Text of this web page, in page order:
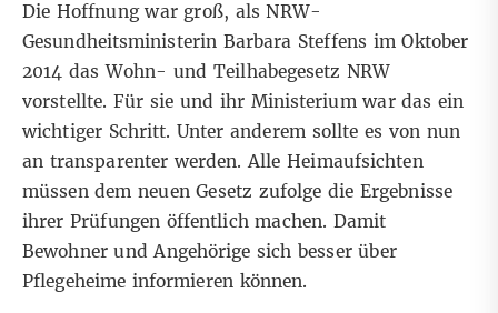
Die Hoffnung war groß, als NRW-
Gesundheitsministerin Barbara Steffens im Oktober
2014 das Wohn- und Teilhabegesetz NRW
vorstellte. Für sie und ihr Ministerium war das ein
wichtiger Schritt. Unter anderem sollte es von nun
an transparenter werden. Alle Heimaufsichten
müssen dem neuen Gesetz zufolge die Ergebnisse
ihrer Prüfungen öffentlich machen. Damit
Bewohner und Angehörige sich besser über
Pflegeheime informieren können.